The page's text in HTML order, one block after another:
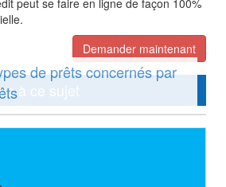
peut se faire en ligne de façon 100%
Demander maintenant
à ce sujet
de prêts concernés par